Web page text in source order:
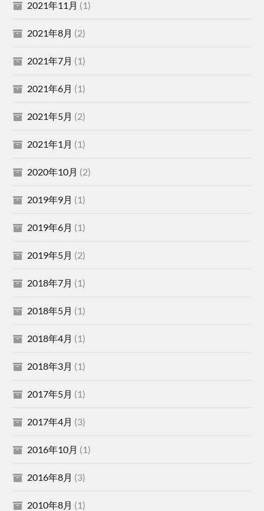
2021年11月 (1)
2021年8月 (2)
2021年7月 (1)
2021年6月 (1)
2021年5月 (2)
2021年1月 (1)
2020年10月 (2)
2019年9月 (1)
2019年6月 (1)
2019年5月 (2)
2018年7月 (1)
2018年5月 (1)
2018年4月 (1)
2018年3月 (1)
2017年5月 (1)
2017年4月 (3)
2016年10月 (1)
2016年8月 (3)
2010年8月 (1)